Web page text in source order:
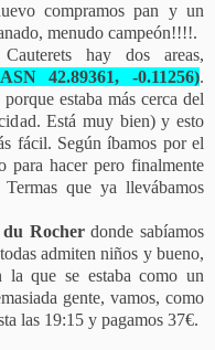
compramos pan y un
menudo campeón!!!!.
hay dos areas,
42.89361, -0.11256).
estaba más cerca del
Está muy bien) y esto
fácil. Según íbamos por el
para hacer pero finalmente
que ya llevábamos
Rocherdonde sabíamos
admiten niños y bueno,
la que se estaba como un
gente, vamos, como
las 19:15 y pagamos 37€.